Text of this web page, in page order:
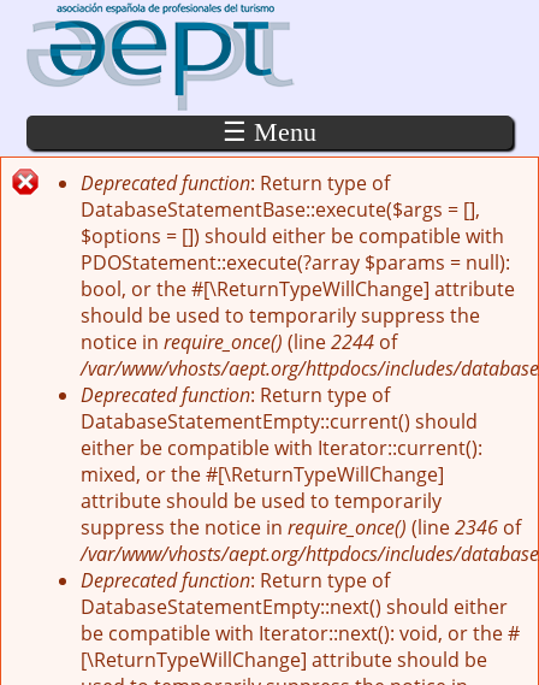
Pasar al contenido principal
☰ Menu
Mensaje de error
Deprecated function: Return type of
DatabaseStatementBase::execute($args = [],
$options = []) should either be compatible with
PDOStatement::execute(?array $params = null):
bool, or the #[\ReturnTypeWillChange] attribute
should be used to temporarily suppress the
notice in require_once() (line2244 of
/var/www/vhosts/aept.org/httpdocs/includes/
Deprecated function: Return type of
DatabaseStatementEmpty::current() should
either be compatible with Iterator::current():
mixed, or the #[\ReturnTypeWillChange]
attribute should be used to temporarily
suppress the notice in require_once() (line2346 of
/var/www/vhosts/aept.org/httpdocs/includes/
Deprecated function: Return type of
DatabaseStatementEmpty::next() should either
be compatible with Iterator::next(): void, or the #
[\ReturnTypeWillChange] attribute should be